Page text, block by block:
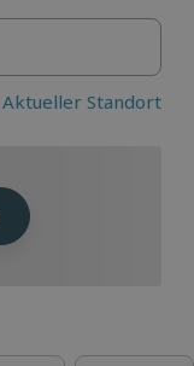
Aktueller Standort